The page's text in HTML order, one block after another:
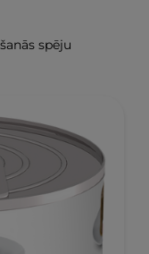
spēju